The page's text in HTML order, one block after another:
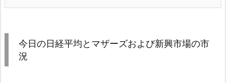
今日の日経平均とマザーズおよび新興市場の市
況